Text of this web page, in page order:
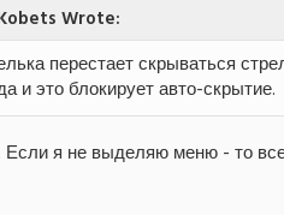
Wrote:
перестает скрываться
и это блокирует авто-скрытие.
я не выделяю меню - то